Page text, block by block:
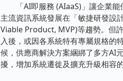
「AI即服務 (AIaaS)」讓企業能
主流資訊系統發展在「敏捷研發設
Viable Product, MVP)等趨勢。但
入後，或因各系統特有專屬規格的
候，供應商解決方案綑綁了多方AI
擾，增加系統遷徙及擴充升級相容的